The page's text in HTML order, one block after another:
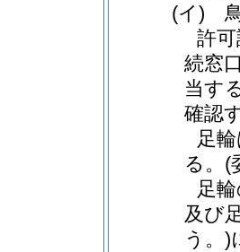
(イ)
許
続窓
当す
確認
足
る。 (
足
及び
う。)